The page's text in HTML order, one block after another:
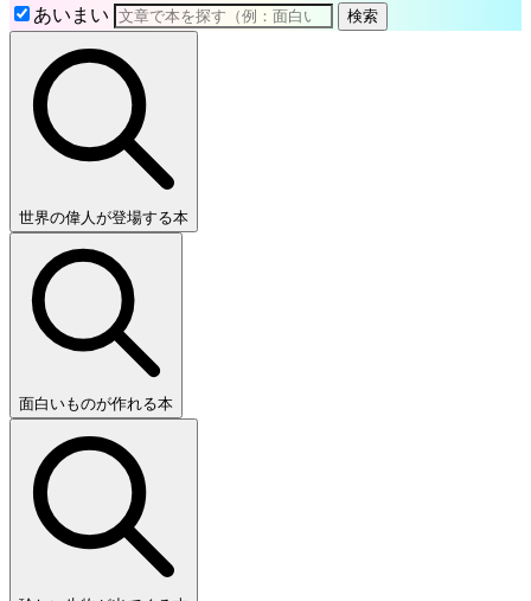
あいまい 検索
世界の偉人が登場する本
面白いものが作れる本